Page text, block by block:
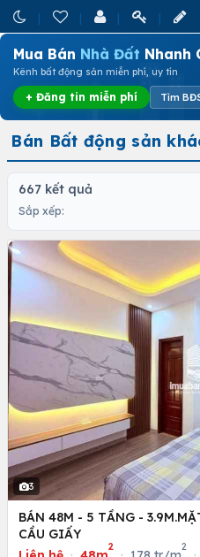
Mua Bán Nhà Đất Nhanh
Kênh bất động sản miễn phí, uy tín
+ Đăng tin miễn phí Tìm
Bán Bất động sản
667 kết quả
Sắp xếp:
3
BÁN 48M - 5 TẦNG -
CẦU GIẤY
2 2